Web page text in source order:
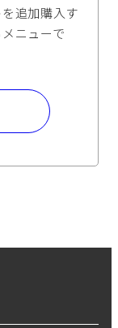
追加購入す
ニューで